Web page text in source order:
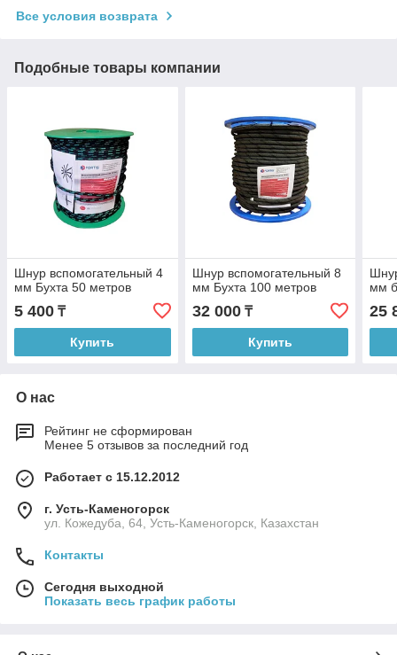
Все условия возврата
Подобные товары компании
Шнур вспомогательный 4
мм Бухта 50 метров
5 400 ₸
Купить
Шнур вспомогательный 8
мм Бухта 100 метров
32 000₸
Купить
мм
25
О нас
Рейтинг не сформирован
Менее 5 отзывов за последний год
Работает с 15.12.2012
г. Усть-Каменогорск
ул. Кожедуба, 64, Усть-Каменогорск, Казахстан
Контакты
Сегодня выходной
Показать весь график работы